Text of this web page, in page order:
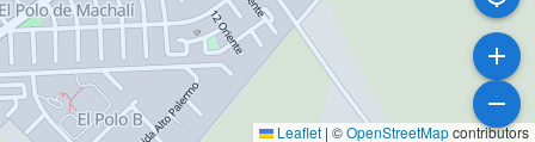
Leaflet | ©OpenStreetMapcontributors